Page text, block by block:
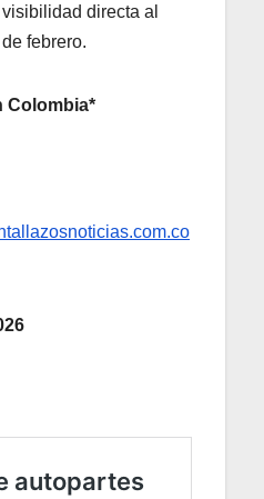
directa al
febrero.
Colombia*